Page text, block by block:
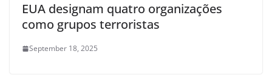
EUA designam quatro organizações
como grupos terroristas
September 18, 2025